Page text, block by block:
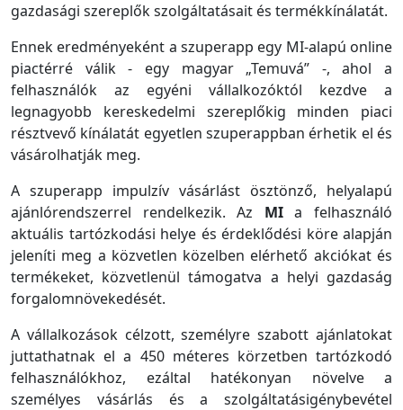
gazdasági szereplők szolgáltatásait és termékkínálatát.
Ennek eredményeként a szuperapp egy MI-alapú online
piactérré válik - egy magyar „Temuvá” -, ahol a
felhasználók az egyéni vállalkozóktól kezdve a
legnagyobb kereskedelmi szereplőkig minden piaci
résztvevő kínálatát egyetlen szuperappban érhetik el és
vásárolhatják meg.
A szuperapp impulzív vásárlást ösztönző, helyalapú
ajánlórendszerrel rendelkezik. Az MIa felhasználó
aktuális tartózkodási helye és érdeklődési köre alapján
jeleníti meg a közvetlen közelben elérhető akciókat és
termékeket, közvetlenül támogatva a helyi gazdaság
forgalomnövekedését.
A vállalkozások célzott, személyre szabott ajánlatokat
juttathatnak el a 450 méteres körzetben tartózkodó
felhasználókhoz, ezáltal hatékonyan növelve a
személyes vásárlás és a szolgáltatásigénybevétel